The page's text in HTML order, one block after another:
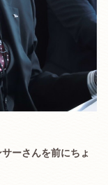
ーさんを前にちょ